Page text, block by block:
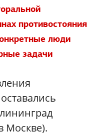
противостояния
люди
задачи
Москве).